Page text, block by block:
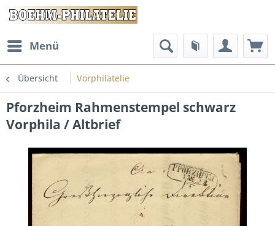
Menü
Übersicht Vorphilatelie
Pforzheim Rahmenstempel schwarz
Vorphila / Altbrief